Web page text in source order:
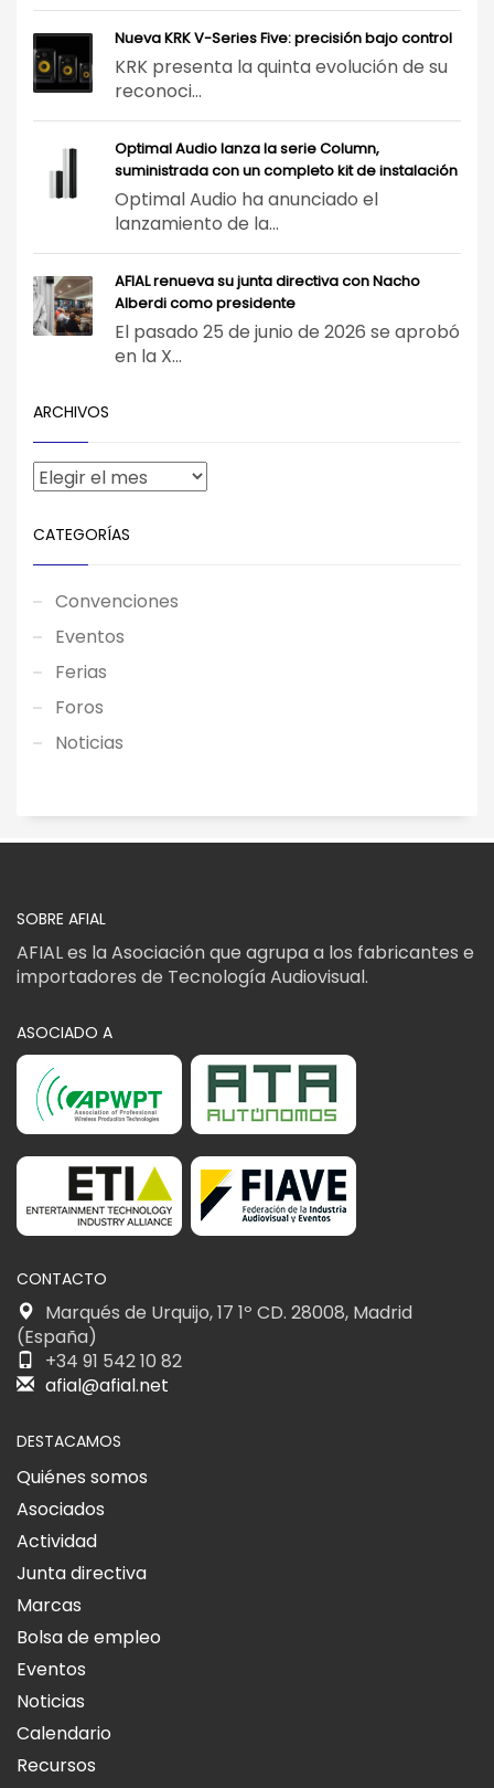
Nueva KRK V-Series Five: precisión bajo control
KRK presenta la quinta evolución de su
reconoci...
Optimal Audio lanza la serie Column,
suministrada con un completo kit de instalación
Optimal Audio ha anunciado el
lanzamiento de la...
AFIAL renueva su junta directiva con Nacho
Alberdi como presidente
El pasado 25 de junio de 2026 se aprobó
en la X...
ARCHIVOS
CATEGORÍAS
Convenciones
Eventos
Ferias
Foros
Noticias
SOBRE AFIAL
AFIAL es la Asociación que agrupa a los fabricantes e
importadores de Tecnología Audiovisual.
ASOCIADO A
CONTACTO
Marqués de Urquijo, 17 1º CD. 28008, Madrid
(España)
+34 91 542 10 82
afial@afial.net
DESTACAMOS
Quiénes somos
Asociados
Actividad
Junta directiva
Marcas
Bolsa de empleo
Eventos
Noticias
Calendario
Recursos